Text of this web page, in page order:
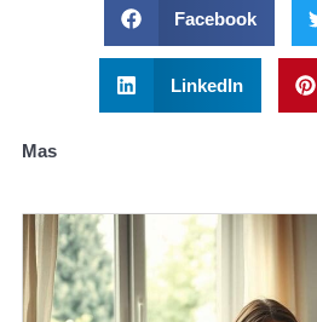
Facebook
LinkedIn
Mas